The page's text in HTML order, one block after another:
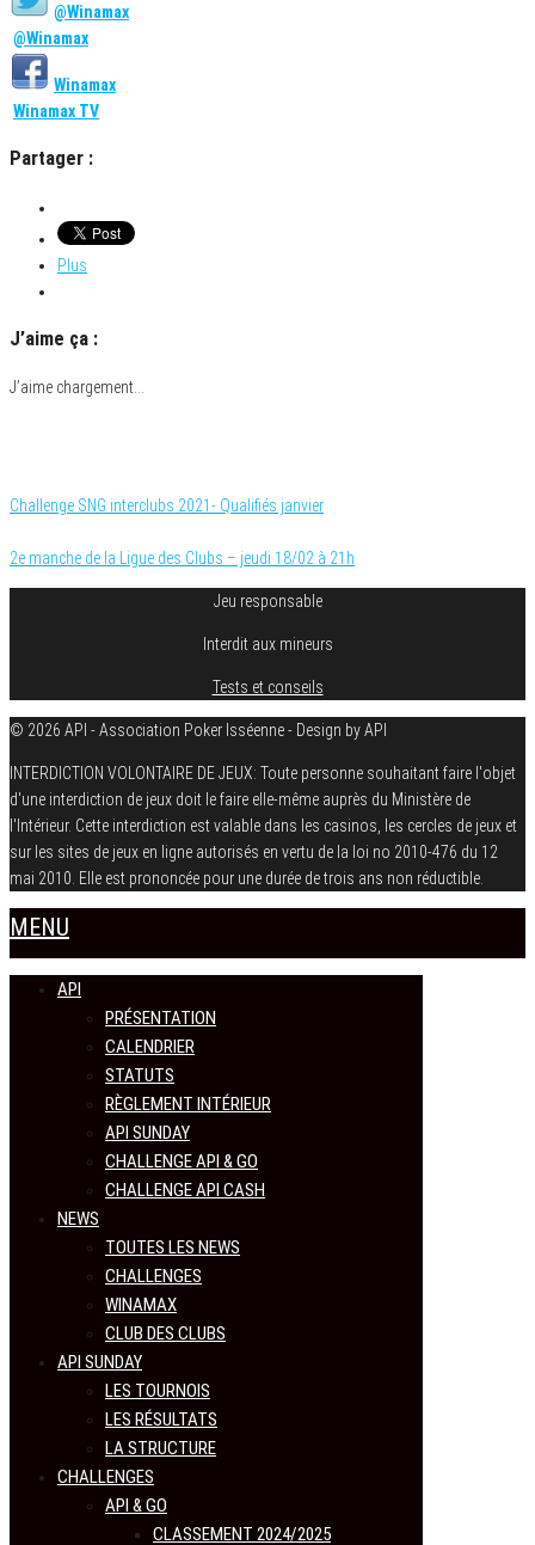
@Winamax
@Winamax
Winamax
Winamax TV
Partager :
Plus
J’aime ça :
J’aime chargement…
Challenge SNG interclubs 2021- Qualifiés janvier
2e manche de la Ligue des Clubs – jeudi 18/02 à 21h
Jeu responsable
Interdit aux mineurs
Tests et conseils
© 2026 API - Association Poker Isséenne - Design by API
INTERDICTION VOLONTAIRE DE JEUX: Toute personne souhaitant faire l'objet
d'une interdiction de jeux doit le faire elle-même auprès du Ministère de
l'Intérieur. Cette interdiction est valable dans les casinos, les cercles de jeux et
sur les sites de jeux en ligne autorisés en vertu de la loi no 2010-476 du 12
mai 2010. Elle est prononcée pour une durée de trois ans non réductible.
MENU
API
PRÉSENTATION
CALENDRIER
STATUTS
RÈGLEMENT INTÉRIEUR
API SUNDAY
CHALLENGE API & GO
CHALLENGE API CASH
NEWS
TOUTES LES NEWS
CHALLENGES
WINAMAX
CLUB DES CLUBS
API SUNDAY
LES TOURNOIS
LES RÉSULTATS
LA STRUCTURE
CHALLENGES
API & GO
CLASSEMENT 2024/2025